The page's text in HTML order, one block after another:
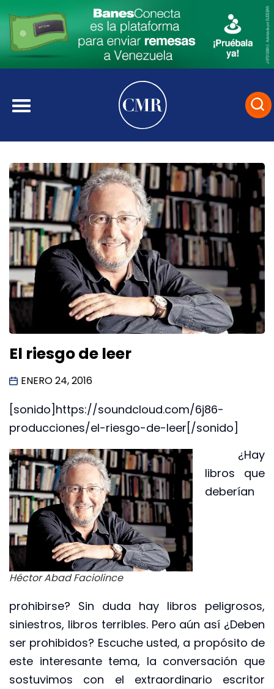
El riesgo de leer
ENERO 24, 2016
[sonido]https://soundcloud.com/6j86-
producciones/el-riesgo-de-leer[/sonido]
Héctor Abad Faciolince
¿Hay
libros que
deberían
prohibirse? Sin duda hay libros peligrosos,
siniestros, libros terribles. Pero aún así ¿Deben
ser prohibidos? Escuche usted, a propósito de
este interesante tema, la conversación que
sostuvimos con el extraordinario escritor